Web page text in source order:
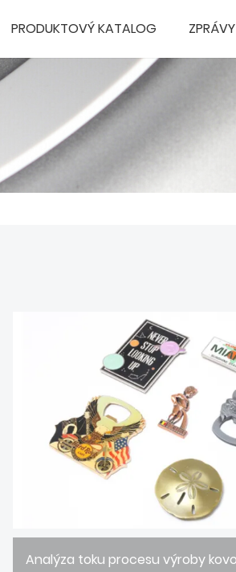
PRODUKTOVÝ KATALOG ZPRÁVY